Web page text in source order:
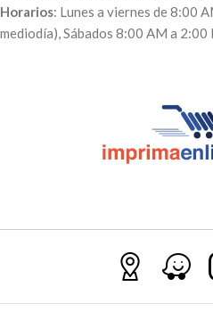
Horarios: Lunes a viernes de 8:00
mediodía), Sábados 8:00 AM a 2:00